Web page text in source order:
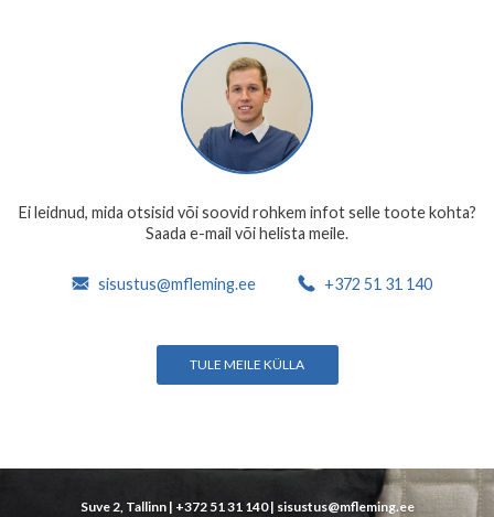
Ei leidnud, mida otsisid või soovid rohkem infot selle toote kohta?
Saada e-mail või helista meile.
sisustus@mfleming.ee +372 51 31 140
TULE MEILE KÜLLA
Suve 2, Tallinn | +372 51 31 140| sisustus@mfleming.ee